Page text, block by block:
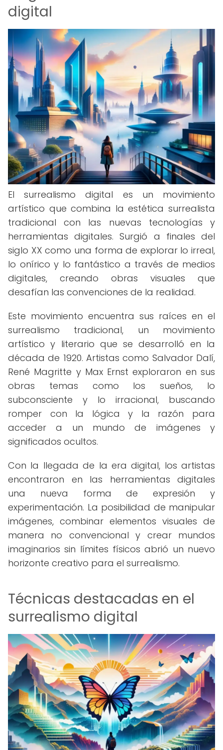
digital
El surrealismo digital es un movimiento
artístico que combina la estética surrealista
tradicional con las nuevas tecnologías y
herramientas digitales. Surgió a finales del
siglo XX como una forma de explorar lo irreal,
lo onírico y lo fantástico a través de medios
digitales, creando obras visuales que
desafían las convenciones de la realidad.
Este movimiento encuentra sus raíces en el
surrealismo tradicional, un movimiento
artístico y literario que se desarrolló en la
década de 1920. Artistas como Salvador Dalí,
René Magritte y Max Ernst exploraron en sus
obras temas como los sueños, lo
subconsciente y lo irracional, buscando
romper con la lógica y la razón para
acceder a un mundo de imágenes y
significados ocultos.
Con la llegada de la era digital, los artistas
encontraron en las herramientas digitales
una nueva forma de expresión y
experimentación. La posibilidad de manipular
imágenes, combinar elementos visuales de
manera no convencional y crear mundos
imaginarios sin límites físicos abrió un nuevo
horizonte creativo para el surrealismo.
Técnicas destacadas en el
surrealismo digital